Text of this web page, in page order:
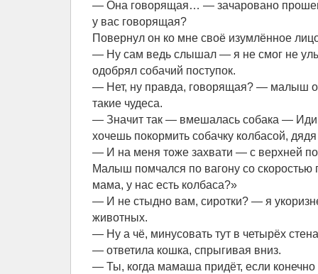
— Она говорящая… — зачаровано
у вас говорящая?
Повернул он ко мне своё изумлённое
— Ну сам ведь слышал — я не смог не
одобрял собачий поступок.
— Нет, ну правда, говорящая? — малыш
такие чудеса.
— Значит так — вмешалась собака — Иди
хочешь покормить собачку колбасой,
— И на меня тоже захвати — с верхней
Малыш помчался по вагону со скоростью
мама, у нас есть колбаса?»
— И не стыдно вам, сиротки? — я
животных.
— Ну а чё, минусовать тут в четырёх
— ответила кошка, спрыгивая вниз.
— Ты, когда мамаша придёт, если